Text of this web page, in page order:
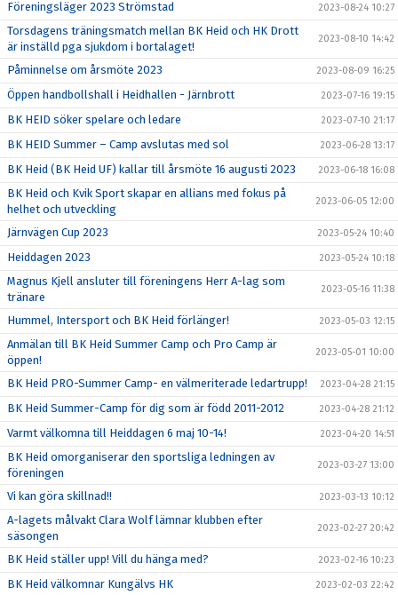
Föreningsläger 2023 Strömstad 2023-08-24 10:27
Torsdagens träningsmatch mellan BK Heid och HK Drott
är inställd pga sjukdom i bortalaget!
2023-08-10 14:42
Påminnelse om årsmöte 2023 2023-08-09 16:25
Öppen handbollshall i Heidhallen - Järnbrott 2023-07-16 19:15
BK HEID söker spelare och ledare 2023-07-10 21:17
BK HEID Summer – Camp avslutas med sol 2023-06-28 13:17
BK Heid (BK Heid UF) kallar till årsmöte 16 augusti 2023 2023-06-18 16:08
BK Heid och Kvik Sport skapar en allians med fokus på
helhet och utveckling
2023-06-05 12:00
Järnvägen Cup 2023 2023-05-24 10:40
Heiddagen 2023 2023-05-24 10:18
Magnus Kjell ansluter till föreningens Herr A-lag som
tränare
2023-05-16 11:38
Hummel, Intersport och BK Heid förlänger! 2023-05-03 12:15
Anmälan till BK Heid Summer Camp och Pro Camp är
öppen!
2023-05-01 10:00
BK Heid PRO-Summer Camp- en välmeriterade ledartrupp! 2023-04-28 21:15
BK Heid Summer-Camp för dig som är född 2011-2012 2023-04-28 21:12
Varmt välkomna till Heiddagen 6 maj 10-14! 2023-04-20 14:51
BK Heid omorganiserar den sportsliga ledningen av
föreningen
2023-03-27 13:00
Vi kan göra skillnad!! 2023-03-13 10:12
A-lagets målvakt Clara Wolf lämnar klubben efter
säsongen
2023-02-27 20:42
BK Heid ställer upp! Vill du hänga med? 2023-02-16 10:23
BK Heid välkomnar Kungälvs HK 2023-02-03 22:42